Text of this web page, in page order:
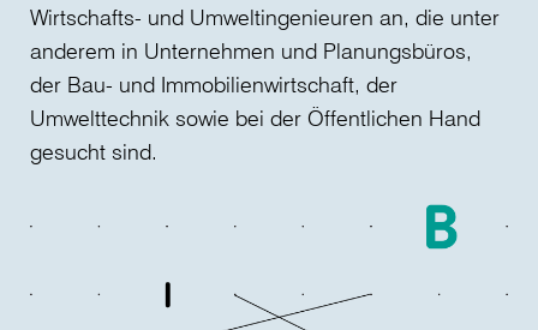
Wirtschafts- und Umweltingenieuren an, die unter
anderem in Unternehmen und Planungsbüros,
der Bau- und Immobilienwirtschaft, der
Umwelttechnik sowie bei der Öffentlichen Hand
gesucht sind.